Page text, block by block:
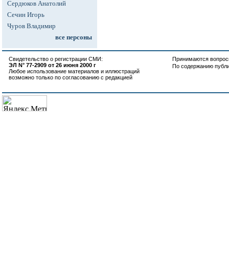
Сердюков Анатолий
Сечин Игорь
Чуров Владимир
все персоны
Свидетельство о регистрации СМИ:
ЭЛ N° 77-2909 от 26 июня 2000 г
Любое использование материалов и иллюстраций
возможно только по согласованию с редакцией
Принимаются
По содержанию